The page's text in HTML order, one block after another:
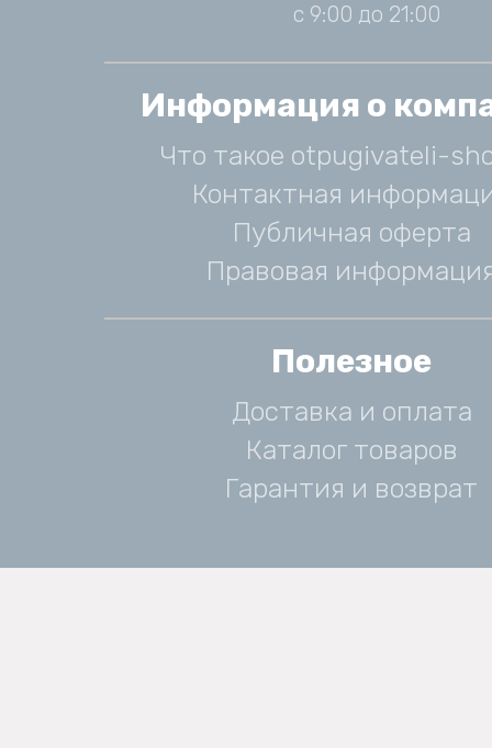
с 9:00 до 21:00
Информация о
Что такое otpugivateli-
Контактная
Публичная оферта
Правовая
Полезное
Доставка и оплата
Каталог товаров
Гарантия и возврат